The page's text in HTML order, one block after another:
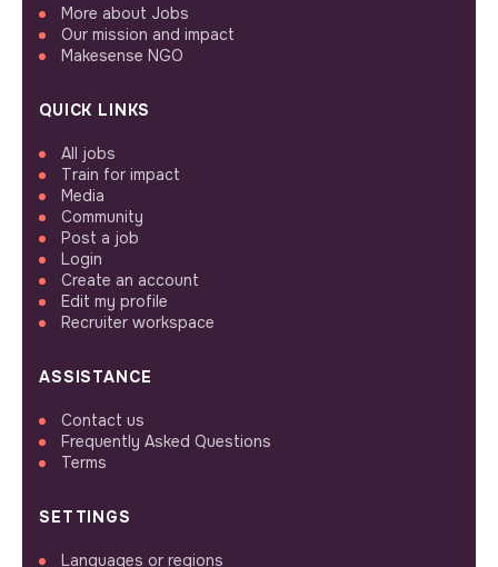
More about Jobs
Our mission and impact
Makesense NGO
QUICK LINKS
All jobs
Train for impact
Media
Community
Post a job
Login
Create an account
Edit my profile
Recruiter workspace
ASSISTANCE
Contact us
Frequently Asked Questions
Terms
SETTINGS
Languages or regions